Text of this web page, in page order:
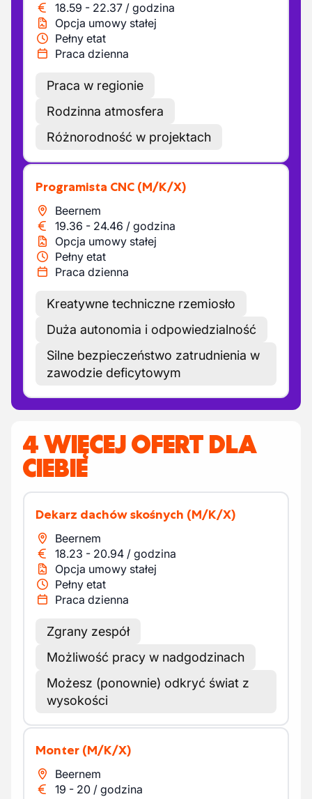
18.59 - 22.37 / godzina
Opcja umowy stałej
Pełny etat
Praca dzienna
Praca w regionie
Rodzinna atmosfera
Różnorodność w projektach
Programista CNC (M/K/X)
Beernem
19.36 - 24.46 / godzina
Opcja umowy stałej
Pełny etat
Praca dzienna
Kreatywne techniczne rzemiosło
Duża autonomia i odpowiedzialność
Silne bezpieczeństwo zatrudnienia w
zawodzie deficytowym
4 WIĘCEJ OFERT DLA
CIEBIE
Dekarz dachów skośnych (M/K/X)
Beernem
18.23 - 20.94 / godzina
Opcja umowy stałej
Pełny etat
Praca dzienna
Zgrany zespół
Możliwość pracy w nadgodzinach
Możesz (ponownie) odkryć świat z
wysokości
Monter (M/K/X)
Beernem
19 - 20 / godzina